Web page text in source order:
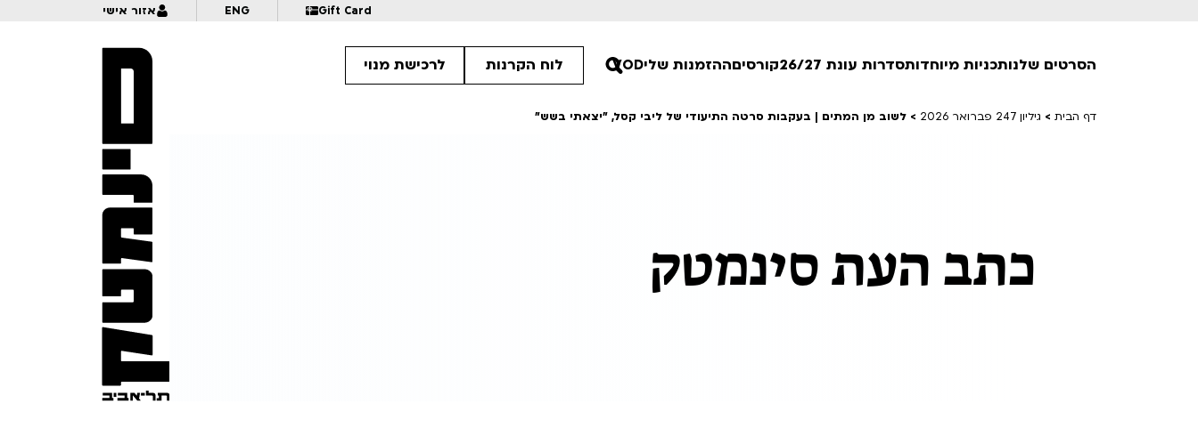
Gift Card
ENG אזור אישי
הסרטים שלנו
לילדים ולכל המשפחה
הקרנות על פופים
תכניות מיוחדותסדרות עונת 26/27 קורסיםההזמנות שליVOD לוח הקרנות לרכישת מנוי
דף הבית > גיליון 247 פברואר 2026 > לשוב מן המתים | בעקבות סרטה התיעודי של ליבי קסל, "יצאתי בשש"
כתב העת סינמטק